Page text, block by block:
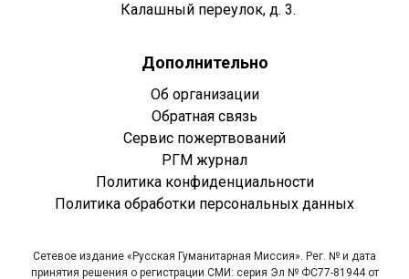
Калашный переулок, д. 3.
Дополнительно
Об организации
Обратная связь
Сервис пожертвований
РГМ журнал
Политика конфиденциальности
Политика обработки персональных данных
Сетевое издание «Русская Гуманитарная Миссия». Рег. № и дата
принятия решения о регистрации СМИ: серия Эл № ФС77-81944 от